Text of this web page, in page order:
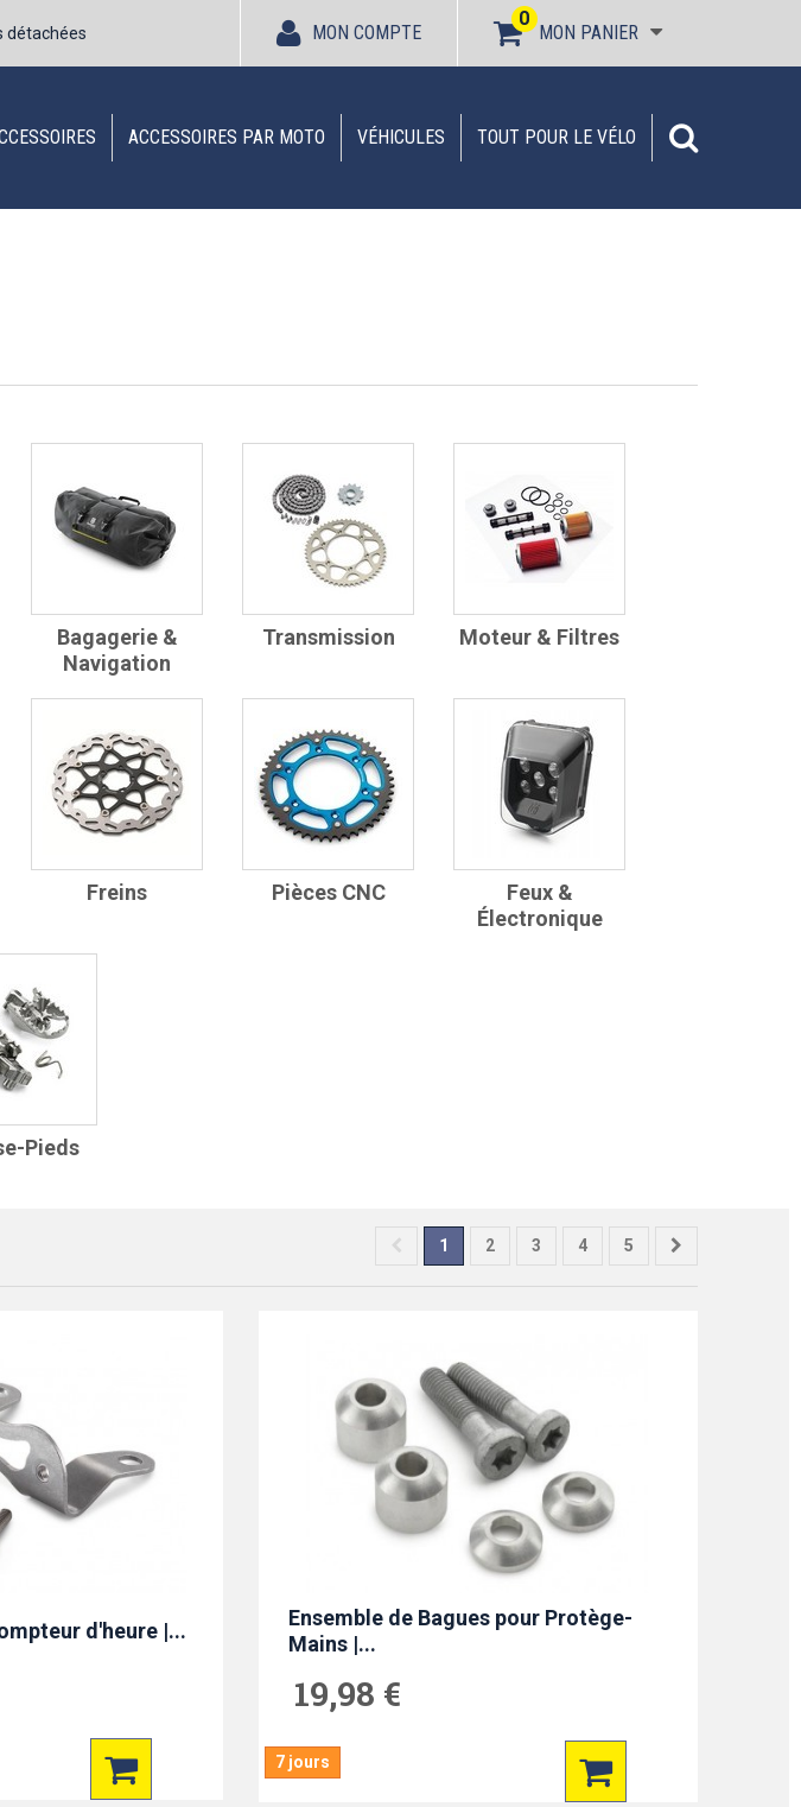
détachées MON PANIER
0
MON COMPTE
ACCESSOIRES PAR MOTO VÉHICULES TOUT POUR LE VÉLO
Bagagerie &
Navigation
Transmission Moteur & Filtres
Freins Pièces CNC
Feux &
Électronique
Pieds
1 2 3 4 5
d'heure |...
Ensemble de Bagues pour Protège-
Mains |...
19,98 €
7 jours